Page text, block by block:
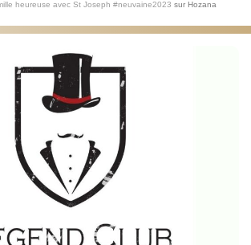
heureuse avec St Joseph #neuvaine2023 sur Hozana